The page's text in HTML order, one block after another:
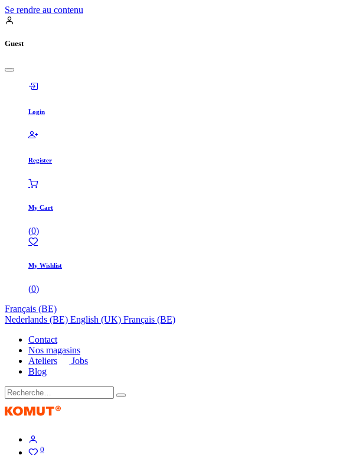
Se rendre au contenu
Guest
Login
Register
My Cart
(0)
My Wishlist
(0)
Français (BE)
Nederlands (BE) English (UK) Français (BE)
Contact
Nos magasins
Ateliers
Jobs
Blog
0